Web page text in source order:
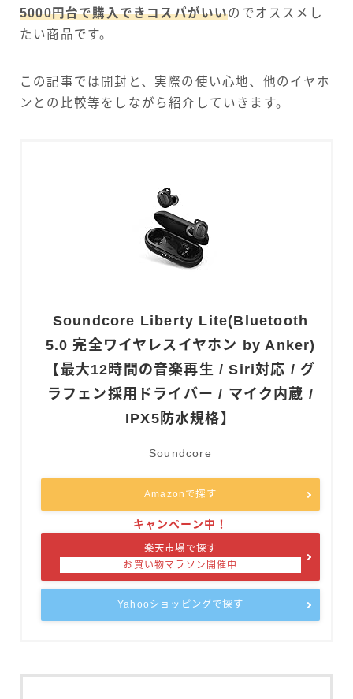
5000円台で購入できコスパがいいのでオススメし
たい商品です。
この記事では開封と、実際の使い心地、他のイヤホ
ンとの比較等をしながら紹介していきます。
Soundcore Liberty Lite(Bluetooth
5.0 完全ワイヤレスイヤホン by Anker)
【最大12時間の音楽再生 / Siri対応 / グ
ラフェン採用ドライバー / マイク内蔵 /
IPX5防水規格】
Soundcore
Amazonで探す
楽天市場で探す
Yahooショッピングで探す